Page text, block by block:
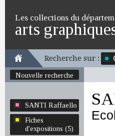
Les collections du
arts
Recherche sur :
Nouvelle recherche
SANTI Raffaello
Fiches
d'expositions (5)